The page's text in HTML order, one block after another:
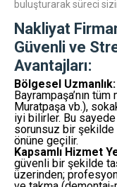
buluşturarak süreci
Nakliyat
Güvenli ve
Avantajları:
Bölgesel Uzmanlık:
Bayrampaşa’nın
Muratpaşa vb.),
iyi bilirler. Bu sayede
sorunsuz bir şekilde
önüne geçilir.
Kapsamlı Hizmet
güvenli bir şekilde
üzerinden;